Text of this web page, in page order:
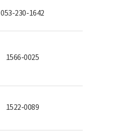
053-230-1642
1566-0025
1522-0089